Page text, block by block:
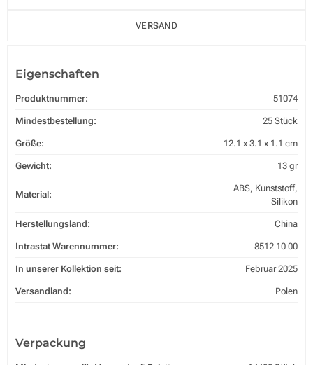
VERSAND
Eigenschaften
Produktnummer: 51074
Mindestbestellung: 25 Stück
Größe: 12.1 x 3.1 x 1.1 cm
Gewicht: 13 gr
Material:
ABS, Kunststoff,
Silikon
Herstellungsland: China
Intrastat Warennummer: 8512 10 00
In unserer Kollektion seit: Februar 2025
Versandland: Polen
Verpackung